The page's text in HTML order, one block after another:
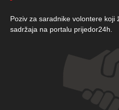
Poziv za saradnike volontere koji
sadržaja na portalu prijedor24h.